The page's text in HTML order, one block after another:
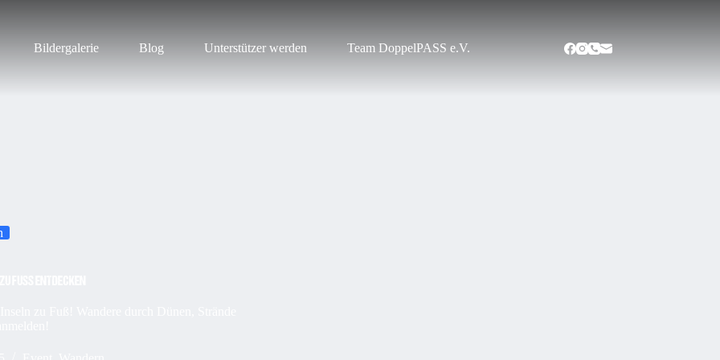
Bildergalerie Blog Unterstützer werden Team DoppelPASS e.V.